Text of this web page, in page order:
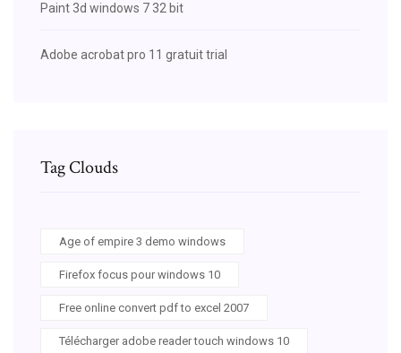
Paint 3d windows 7 32 bit
Adobe acrobat pro 11 gratuit trial
Tag Clouds
Age of empire 3 demo windows
Firefox focus pour windows 10
Free online convert pdf to excel 2007
Télécharger adobe reader touch windows 10